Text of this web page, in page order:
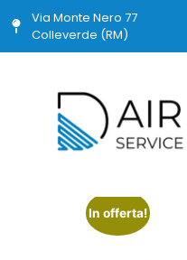
Via Monte Nero 77
Colleverde (RM)
In offerta!